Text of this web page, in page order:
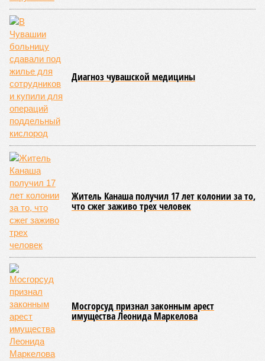
администраций этих объектов были вынесены
предписания, обязывающие устранить выявленные
недостатки.
Среди наиболее часто встречающихся нарушений
оказались следующие: ненадлежащее содержание
территории и несоблюдение санитарно-гигиенических норм
на ней; нарушения в процессе организации питания детей и
при обеспечении питьевого режима; а также
несвоевременное или неполное проведение медицинских
осмотров сотрудников лагерей.
Особый контроль был направлен на персонал,
работающий на пищеблоках. В ходе этих проверок у 20
человек были обнаружены возбудители инфекций –
указанные сотрудники были незамедлительно отстранены
от выполнения своих обязанностей и направлены на
лечение.
Представители ведомства отметили, что оперативное
принятие указанных мер позволило избежать
возникновения массовых инфекционных заболеваний
среди детей, находившихся в оздоровительных
учреждениях.
Помимо этого, специалистами проводился лабораторный
контроль качества воды и готовой продукции: из всех
отобранных проб воды в двух случаях (что составило
1,9%) были зафиксированы отклонения по